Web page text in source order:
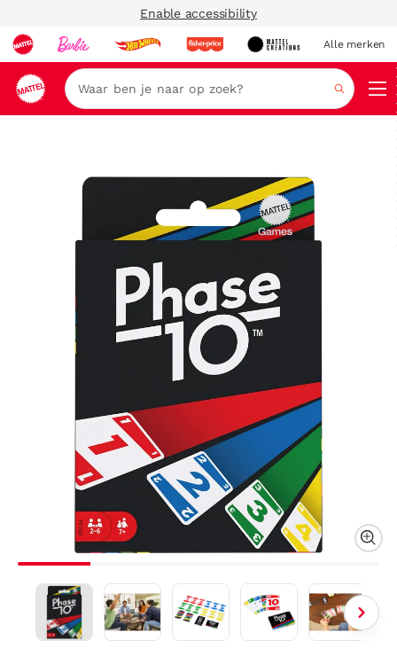
Enable accessibility
Alle merken
Zoeken